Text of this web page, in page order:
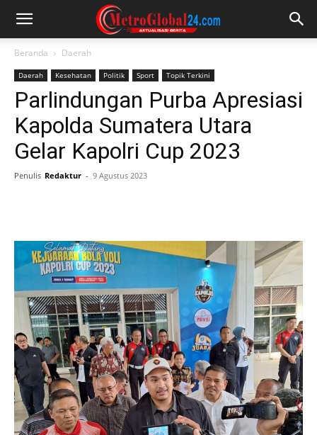
Beranda Daerah
Daerah Kesehatan Politik Sport Topik Terkini
Parlindungan Purba Apresiasi
Kapolda Sumatera Utara
Gelar Kapolri Cup 2023
Penulis Redaktur - 9 Agustus 2023